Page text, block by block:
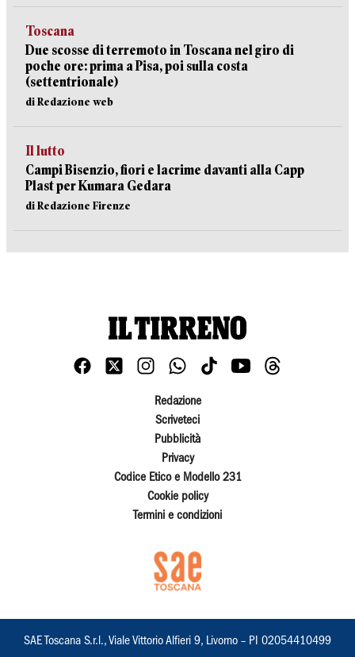
Toscana
Due scosse di terremoto in Toscana nel giro di
poche ore: prima a Pisa, poi sulla costa
(settentrionale)
di Redazione web
Il lutto
Campi Bisenzio, fiori e lacrime davanti alla Capp
Plast per Kumara Gedara
di Redazione Firenze
Redazione
Scriveteci
Pubblicità
Privacy
Codice Etico e Modello 231
Cookie policy
Termini e condizioni
SAE Toscana S.r.l., Viale Vittorio Alfieri 9, Livorno – PI 02054410499